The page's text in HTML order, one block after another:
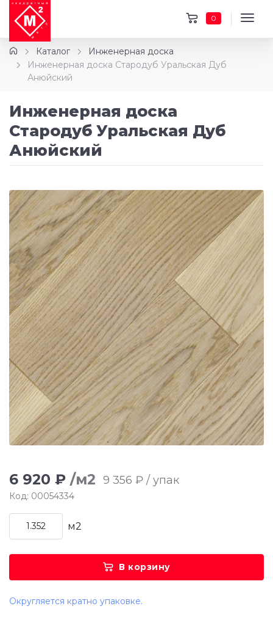
0
Каталог
Инженерная доска
Инженерная доска Стародуб Уральская Дуб
Анюйский
Инженерная доска
Стародуб Уральская Дуб
Анюйский
6 920 ₽ /м2 9 356 ₽ / упак
Код: 00054334
м2
В корзину
Округляется кратно упаковке.